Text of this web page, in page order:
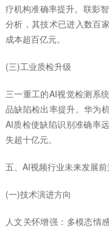
疗机构准确率提升。联影
分析，其技术已进入数百
成本超百亿元。
(三)工业质检升级
三一重工的AI视觉检测系
品缺陷检出率提升。华为
AI质检使缺陷识别准确率
失超十亿元。
五、AI视频行业未来发展
(一)技术演进方向
人文关怀增强：多模态情